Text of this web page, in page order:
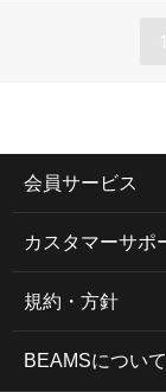
1
会員サービス
カスタマーサポ
規約・方針
BEAMSについて